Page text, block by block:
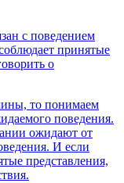
с поведением
принятые
о
то понимаем
поведения.
ожидают от
И если
представления,